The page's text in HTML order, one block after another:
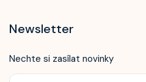
Newsletter
Nechte si zasílat novinky